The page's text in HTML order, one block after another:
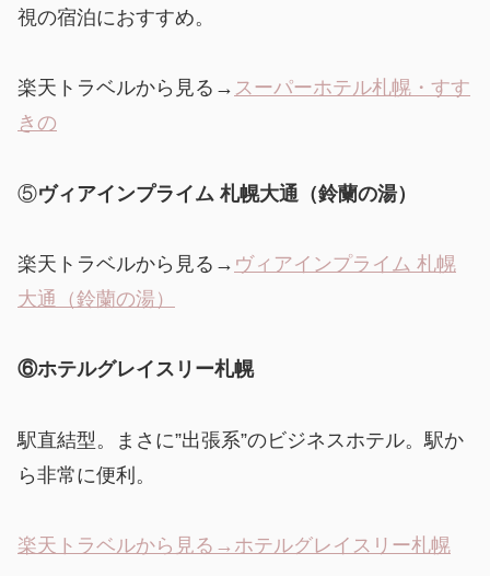
視の宿泊におすすめ。
楽天トラベルから見る→ スーパーホテル札幌・すす
きの
⑤ヴィアインプライム 札幌大通（鈴蘭の湯）
楽天トラベルから見る→ ヴィアインプライム 札幌
大通（鈴蘭の湯）
⑥ホテルグレイスリー札幌
駅直結型。まさに”出張系”のビジネスホテル。駅か
ら非常に便利。
楽天トラベルから見る→ホテルグレイスリー札幌